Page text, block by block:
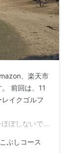
、楽天市
前回は、11
イクゴルフ
ぼしないで
るだろうと
こぶしコース